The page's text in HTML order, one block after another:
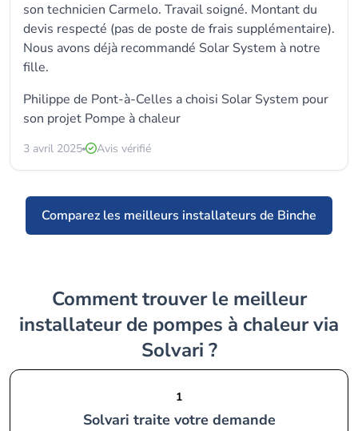
son technicien Carmelo. Travail soigné. Montant du
devis respecté (pas de poste de frais supplémentaire).
Nous avons déjà recommandé Solar System à notre
fille.
Philippe de Pont-à-Celles a choisi Solar System pour
son projet Pompe à chaleur
3 avril 2025 Avis vérifié
Comparez les meilleurs installateurs de Binche
Comment trouver le meilleur
installateur de pompes à chaleur via
Solvari ?
1
Solvari traite votre demande